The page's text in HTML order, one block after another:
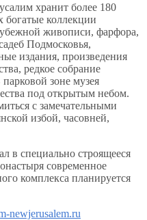
хранит более 180
богатые коллекции
живописи, фарфора,
Подмосковья,
издания, произведения
редкое собрание
зоне музея
под открытым небом.
с замечательными
избой, часовней,
в специально строящееся
современное
комплекса планируется
newjerusalem.ru